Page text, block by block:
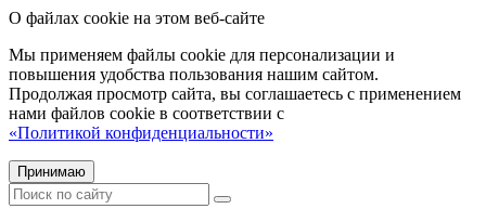
О файлах cookie на этом веб-сайте
Мы применяем файлы cookie для персонализации и
повышения удобства пользования нашим сайтом.
Продолжая просмотр сайта, вы соглашаетесь с применением
нами файлов cookie в соответствии с
«Политикой конфиденциальности»
Принимаю